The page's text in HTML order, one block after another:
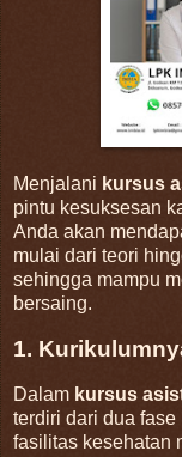
Menjalani kursus
pintu kesuksesan
Anda akan
mulai dari teori
sehingga mampu
bersaing.
1.
Dalam kursus
terdiri dari dua
fasilitas kesehatan